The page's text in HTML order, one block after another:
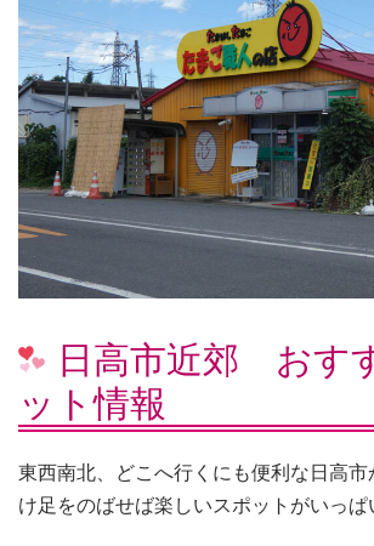
日高市近郊 おす
ット情報
東西南北、どこへ行くにも便利な日高
け足をのばせば楽しいスポットがいっぱ